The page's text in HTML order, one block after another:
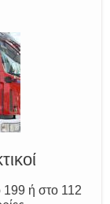
Κόσυνθο